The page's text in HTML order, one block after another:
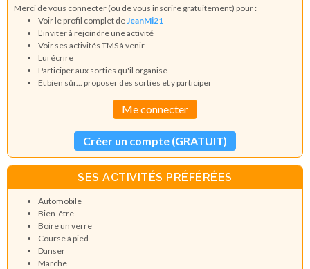
Merci de vous connecter (ou de vous inscrire gratuitement) pour :
Voir le profil complet deJeanMi21
L'inviter à rejoindre une activité
Voir ses activités TMS à venir
Lui écrire
Participer aux sorties qu'il organise
Et bien sûr... proposer des sorties et y participer
Me connecter
Créer un compte (GRATUIT)
SES ACTIVITÉS PRÉFÉRÉES
Automobile
Bien-être
Boire un verre
Course à pied
Danser
Marche